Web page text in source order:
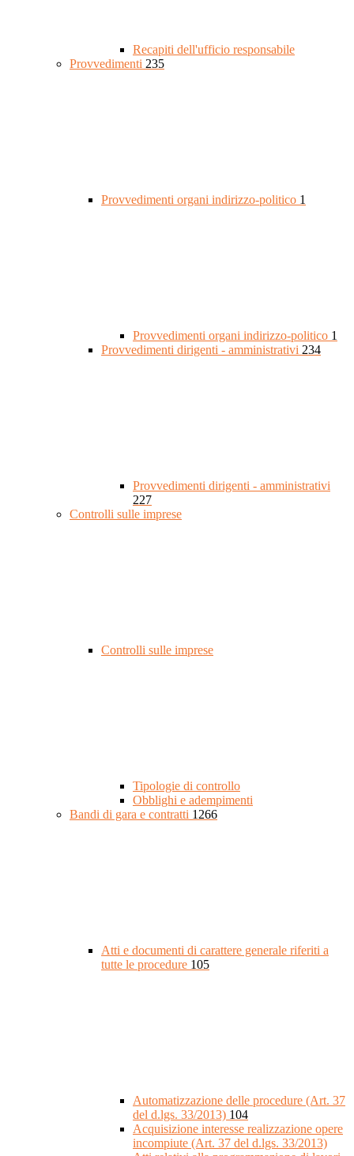
Recapiti dell'ufficio responsabile
Provvedimenti 235
Provvedimenti organi indirizzo-politico 1
Provvedimenti organi indirizzo-politico 1
Provvedimenti dirigenti - amministrativi 234
Provvedimenti dirigenti - amministrativi
227
Controlli sulle imprese
Controlli sulle imprese
Tipologie di controllo
Obblighi e adempimenti
Bandi di gara e contratti 1266
Atti e documenti di carattere generale riferiti a
tutte le procedure 105
Automatizzazione delle procedure (Art. 37
del d.lgs. 33/2013) 104
Acquisizione interesse realizzazione opere
incompiute (Art. 37 del d.lgs. 33/2013)